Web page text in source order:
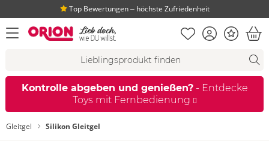
Top Bewertungen ‒ höchste Zufriedenheit
Menü öffnen Merkliste
KontoBonus
Kontrolle abgeben und genießen?- Entdecke
Toys mit Fernbedienung
Gleitgel Silikon Gleitgel